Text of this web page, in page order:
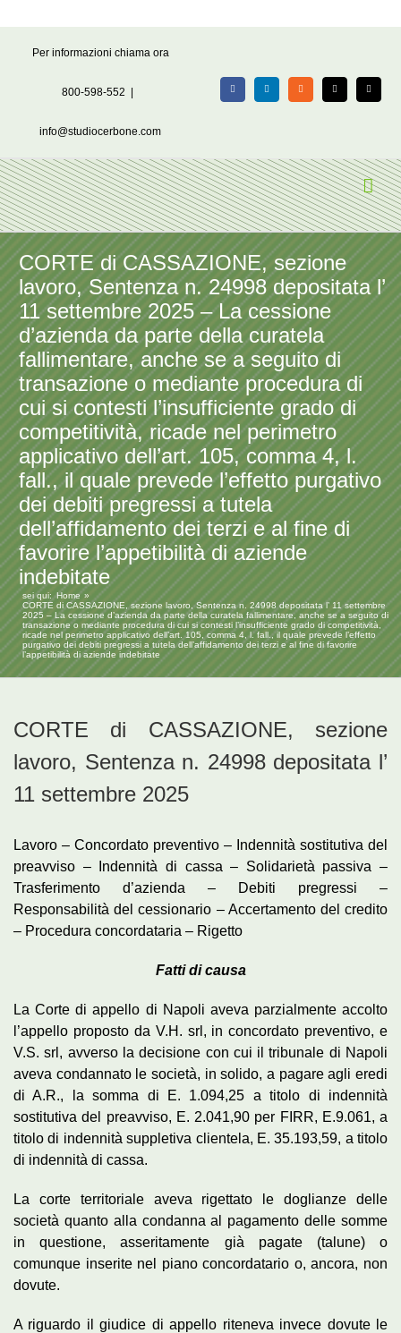
Per informazioni chiama ora
800-598-552
info@studiocerbone.com
FacebookLinkedIn Rss X Email
CORTE di CASSAZIONE, sezione
lavoro, Sentenza n. 24998 depositata l’
11 settembre 2025 – La cessione
d’azienda da parte della curatela
fallimentare, anche se a seguito di
transazione o mediante procedura di
cui si contesti l’insufficiente grado di
competitività, ricade nel perimetro
applicativo dell’art. 105, comma 4, l.
fall., il quale prevede l’effetto purgativo
dei debiti pregressi a tutela
dell’affidamento dei terzi e al fine di
favorire l’appetibilità di aziende
indebitate
sei qui:
Home
CORTE di CASSAZIONE, sezione lavoro, Sentenza n. 24998 depositata l’ 11 settembre
2025 – La cessione d’azienda da parte della curatela fallimentare, anche se a seguito di
transazione o mediante procedura di cui si contesti l’insufficiente grado di competitività,
ricade nel perimetro applicativo dell’art. 105, comma 4, l. fall., il quale prevede l’effetto
purgativo dei debiti pregressi a tutela dell’affidamento dei terzi e al fine di favorire
l’appetibilità di aziende indebitate
CORTE di CASSAZIONE, sezione
lavoro, Sentenza n. 24998 depositata l’
11 settembre 2025
Lavoro – Concordato preventivo – Indennità sostitutiva del
preavviso – Indennità di cassa – Solidarietà passiva –
Trasferimento d’azienda – Debiti pregressi –
Responsabilità del cessionario – Accertamento del credito
– Procedura concordataria – Rigetto
Fatti di causa
La Corte di appello di Napoli aveva parzialmente accolto
l’appello proposto da V.H. srl, in concordato preventivo, e
V.S. srl, avverso la decisione con cui il tribunale di Napoli
aveva condannato le società, in solido, a pagare agli eredi
di A.R., la somma di E. 1.094,25 a titolo di indennità
sostitutiva del preavviso, E. 2.041,90 per FIRR, E.9.061, a
titolo di indennità suppletiva clientela, E. 35.193,59, a titolo
di indennità di cassa.
La corte territoriale aveva rigettato le doglianze delle
società quanto alla condanna al pagamento delle somme
in questione, asseritamente già pagate (talune) o
comunque inserite nel piano concordatario o, ancora, non
dovute.
A riguardo il giudice di appello riteneva invece dovute le